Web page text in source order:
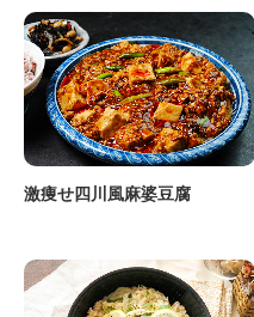
激痩せ四川風麻婆豆腐